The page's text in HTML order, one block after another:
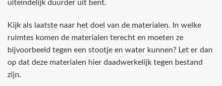
uiteindelijk duurder uit bent.
Kijk als laatste naar het doel van de materialen. In welke
ruimtes komen de materialen terecht en moeten ze
bijvoorbeeld tegen een stootje en water kunnen? Let er dan
op dat deze materialen hier daadwerkelijk tegen bestand
zijn.